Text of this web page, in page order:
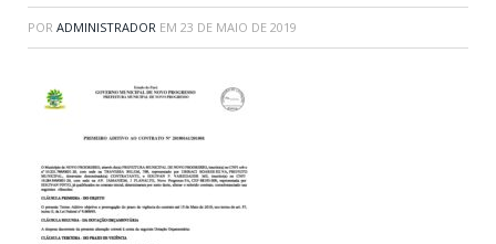
POR ADMINISTRADOR EM 23 DE MAIO DE 2019